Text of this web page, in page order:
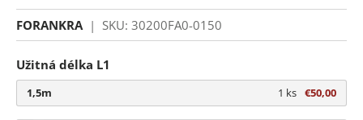
FORANKRA | SKU: 30200FA0-0150
Užitná délka L1
1,5m 1 ks €50,00